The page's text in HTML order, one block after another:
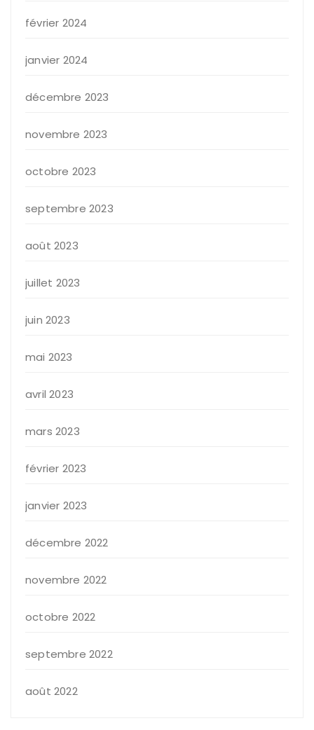
février 2024
janvier 2024
décembre 2023
novembre 2023
octobre 2023
septembre 2023
août 2023
juillet 2023
juin 2023
mai 2023
avril 2023
mars 2023
février 2023
janvier 2023
décembre 2022
novembre 2022
octobre 2022
septembre 2022
août 2022